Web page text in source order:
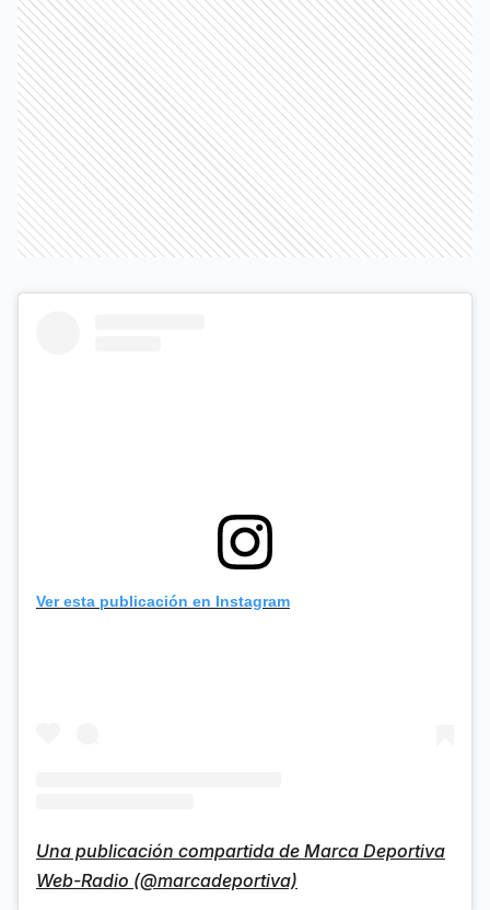
Ver esta publicación en Instagram
Una publicación compartida de Marca Deportiva
Web-Radio (@marcadeportiva)